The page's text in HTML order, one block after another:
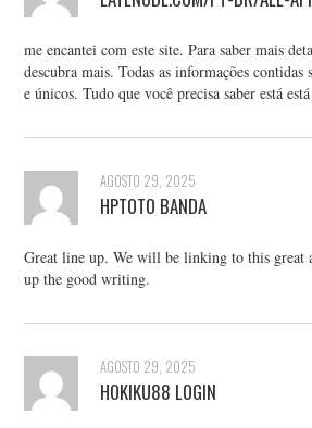
me encantei com este site. Para saber mais
descubra mais. Todas as informações contidas
e únicos. Tudo que você precisa saber está
AGOSTO 29, 2025
HPTOTO BANDA
Great line up. We will be linking to this great
up the good writing.
AGOSTO 29, 2025
HOKIKU88 LOGIN